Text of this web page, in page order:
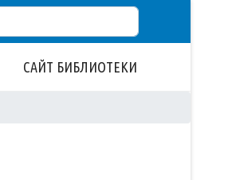
САЙТ БИБЛИОТЕКИ